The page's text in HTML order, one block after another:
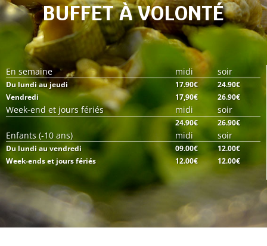
BUFFET À VOLONTÉ
En semaine midi soir
Du lundi au jeudi 17.90€
24.90€
Vendredi
17,90€ 26.90€
Week-end et jours fériés midi soir
24.90€ 26.90€
Enfants (-10 ans) midi soir
Du lundi au vendredi 09.00€
12.00€
Week-ends et jours fériés
12.00€ 12.00€